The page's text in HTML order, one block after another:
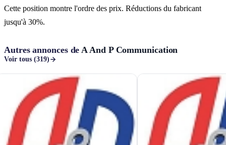
Cette position montre l'ordre des prix. Réductions du fabricant
jusqu'à 30%.
Autres annonces deA And P Communication
Voir tous (319)